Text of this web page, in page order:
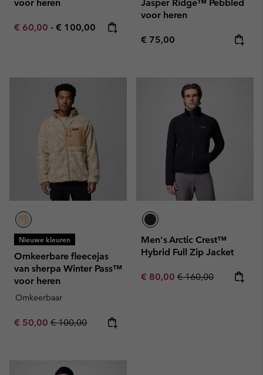
voor heren
Minimum sale price:
€ 60,00 - Maximum price:
€ 100,00
Jasper Ridge™ Pebbled
voor heren
Regular price:
€ 75,00
Nieuwe kleuren
Omkeerbare fleecejas
van sherpa Winter Pass™
voor heren
Omkeerbaar
Sale price:
€ 50,00 Regular price:
€ 100,00
Men's Arctic Crest™
Hybrid Full Zip Jacket
Sale price:
€ 80,00 Regular price:
€ 160,00